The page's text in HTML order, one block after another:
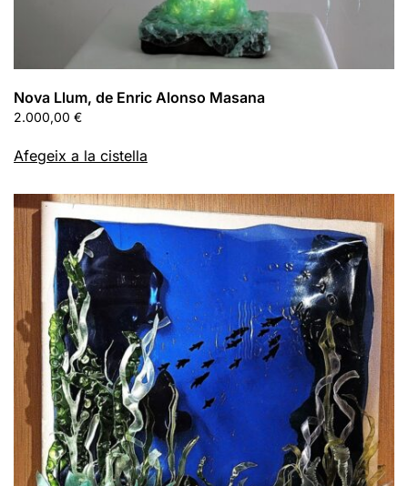
Nova Llum, de Enric Alonso Masana
2.000,00 €
Afegeix a la cistella